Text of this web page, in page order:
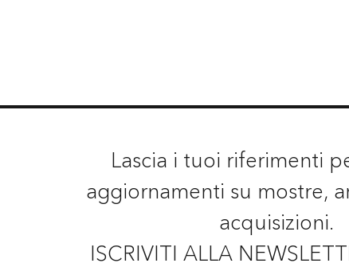
Lascia i tuoi riferimenti
aggiornamenti su mostre,
acquisizioni.
ISCRIVITI ALLA